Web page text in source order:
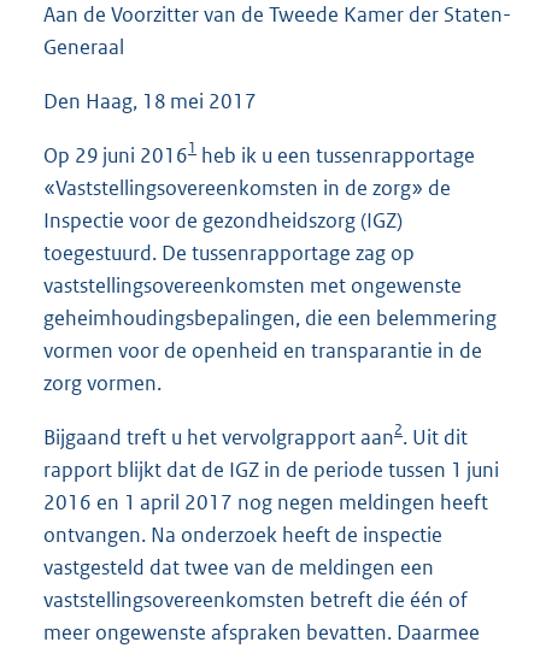
b
Aan de Voorzitter van de Tweede Kamer der Staten-
Generaal
Den Haag, 18 mei 2017
Op 29 juni 20161 heb ik u een tussenrapportage
«Vaststellingsovereenkomsten in de zorg» de
Inspectie voor de gezondheidszorg (IGZ)
toegestuurd. De tussenrapportage zag op
vaststellingsovereenkomsten met ongewenste
geheimhoudingsbepalingen, die een belemmering
vormen voor de openheid en transparantie in de
zorg vormen.
Bijgaand treft u het vervolgrapport aan2. Uit dit
rapport blijkt dat de IGZ in de periode tussen 1 juni
2016 en 1 april 2017 nog negen meldingen heeft
ontvangen. Na onderzoek heeft de inspectie
vastgesteld dat twee van de meldingen een
vaststellingsovereenkomsten betreft die één of
meer ongewenste afspraken bevatten. Daarmee